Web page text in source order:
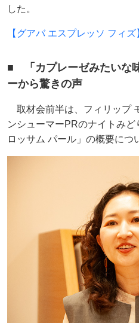
した。
【グアバ エスプレッソ フィズ
■ 「カプレーゼみたいな
ーから驚きの声
取材会前半は、フィリップ
ンシューマーPRのナイトみ
ロッサム パール」の概要につ